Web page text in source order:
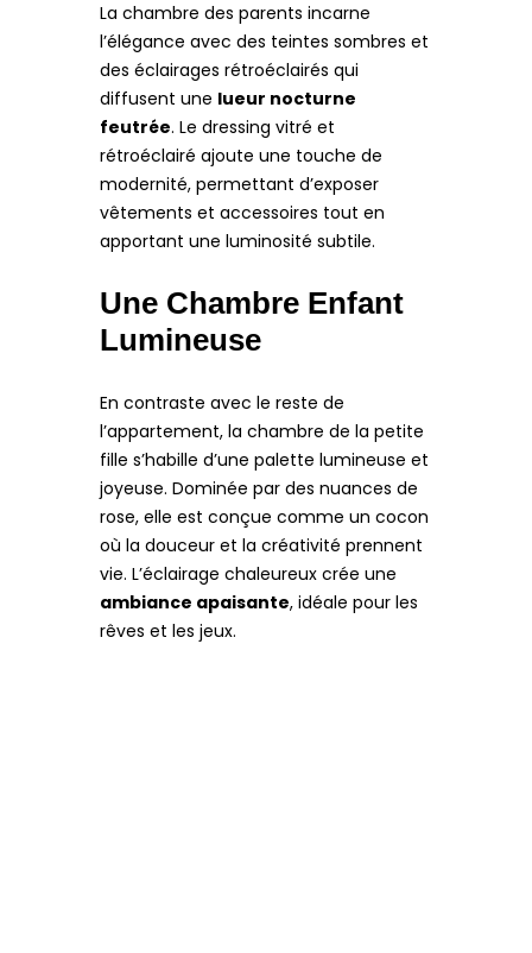
La chambre des parents incarne
l’élégance avec des teintes sombres et
des éclairages rétroéclairés qui
diffusent une lueur nocturne
feutrée. Le dressing vitré et
rétroéclairé ajoute une touche de
modernité, permettant d’exposer
vêtements et accessoires tout en
apportant une luminosité subtile.
Une Chambre Enfant
Lumineuse
En contraste avec le reste de
l’appartement, la chambre de la petite
fille s’habille d’une palette lumineuse et
joyeuse. Dominée par des nuances de
rose, elle est conçue comme un cocon
où la douceur et la créativité prennent
vie. L’éclairage chaleureux crée une
ambiance apaisante, idéale pour les
rêves et les jeux.